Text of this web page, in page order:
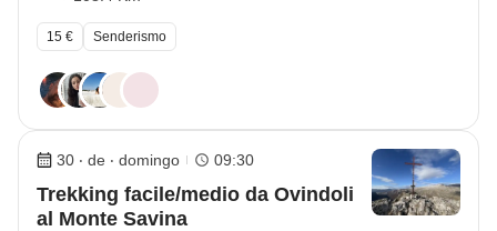
15 € Senderismo
30 ‧ de ‧ domingo 09:30
Trekking facile/medio da Ovindoli
al Monte Savina